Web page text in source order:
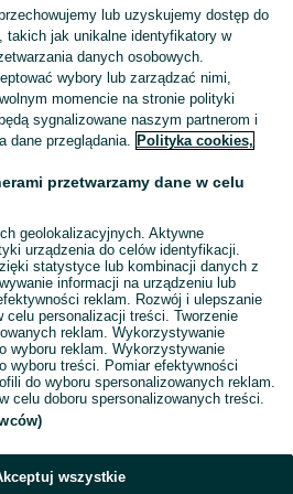
lub uzyskujemy dostęp do
takich jak unikalne identyfikatory w
danych osobowych.
wybory lub zarządzać nimi,
momencie na stronie polityki
sygnalizowane naszym partnerom i
dane przeglądania. Polityka cookies,
przetwarzamy dane w celu
geolokalizacyjnych. Aktywne
urządzenia do celów identyfikacji.
statystyce lub kombinacji danych z
informacji na urządzeniu lub
reklam. Rozwój i ulepszanie
celu personalizacji treści. Tworzenie
reklam. Wykorzystywanie
wyboru reklam. Wykorzystywanie
wyboru treści. Pomiar efektywności
do wyboru spersonalizowanych reklam.
celu doboru spersonalizowanych treści.
wszystkie